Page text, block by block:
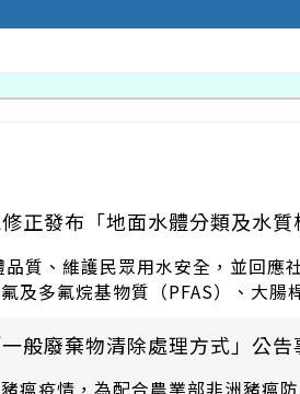
正發布「地面水體分類及水質
質、維護民眾用水安全，並回應
及多氟烷基物質（PFAS）、大
般廢棄物清除處理方式」公